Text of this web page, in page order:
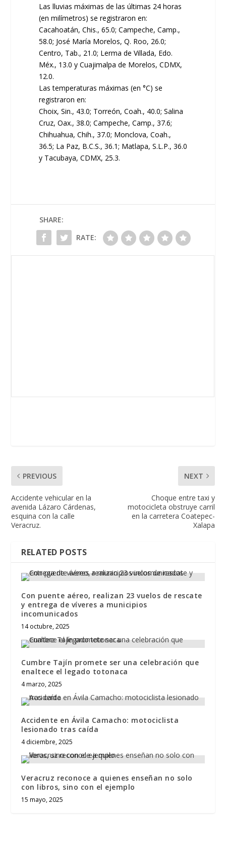
Las lluvias máximas de las últimas 24 horas
(en milímetros) se registraron en:
Cacahoatán, Chis., 65.0; Campeche, Camp.,
58.0; José María Morelos, Q. Roo, 26.0;
Centro, Tab., 21.0; Lerma de Villada, Edo.
Méx., 13.0 y Cuajimalpa de Morelos, CDMX,
12.0.
Las temperaturas máximas (en °C) se
registraron en:
Choix, Sin., 43.0; Torreón, Coah., 40.0; Salina
Cruz, Oax., 38.0; Campeche, Camp., 37.6;
Chihuahua, Chih., 37.0; Monclova, Coah.,
36.5; La Paz, B.C.S., 36.1; Matlapa, S.L.P., 36.0
y Tacubaya, CDMX, 25.3.
SHARE:
RATE:
PREVIOUS
Accidente vehicular en la
avenida Lázaro Cárdenas,
esquina con la calle
Veracruz.
NEXT
Choque entre taxi y
motocicleta obstruye carril
en la carretera Coatepec-
Xalapa
RELATED POSTS
Con puente aéreo, realizan 23 vuelos de rescate
y entrega de víveres a municipios
incomunicados
14 octubre, 2025
Cumbre Tajín promete ser una celebración que
enaltece el legado totonaca
4 marzo, 2025
Accidente en Ávila Camacho: motociclista
lesionado tras caída
4 diciembre, 2025
Veracruz reconoce a quienes enseñan no solo
con libros, sino con el ejemplo
15 mayo, 2025